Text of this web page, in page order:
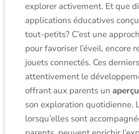
explorer activement. Et que
applications éducatives
tout-petits? C’est une
pour favoriser l’éveil, encore
jouets connectés. Ces
attentivement le
offrant aux parents un
son exploration quotidienne.
lorsqu’elles sont